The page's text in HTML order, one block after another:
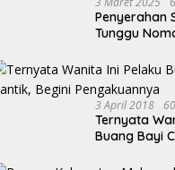
Penyerahan
Tunggu
3 April 2018
Ternyata
Buang Bayi